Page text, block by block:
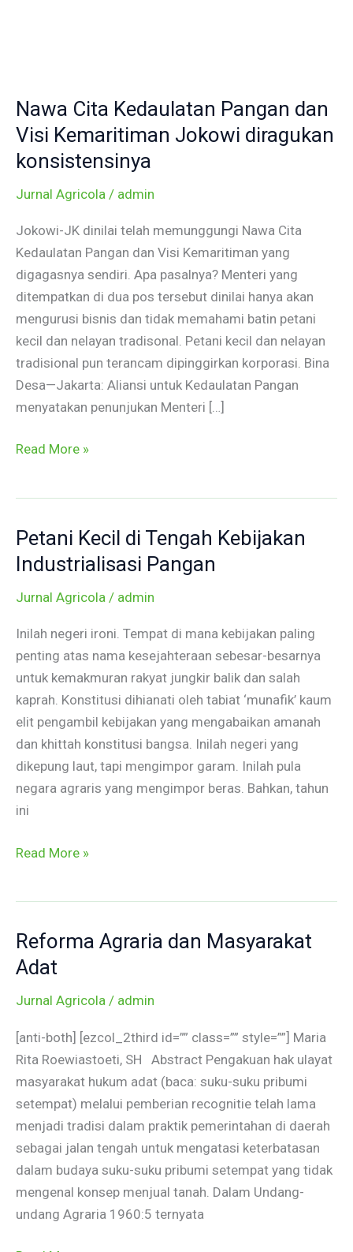
Nawa Cita Kedaulatan Pangan dan
Visi Kemaritiman Jokowi diragukan
konsistensinya
Jurnal Agricola / admin
Jokowi-JK dinilai telah memunggungi Nawa Cita
Kedaulatan Pangan dan Visi Kemaritiman yang
digagasnya sendiri. Apa pasalnya? Menteri yang
ditempatkan di dua pos tersebut dinilai hanya akan
mengurusi bisnis dan tidak memahami batin petani
kecil dan nelayan tradisonal. Petani kecil dan nelayan
tradisional pun terancam dipinggirkan korporasi. Bina
Desa—Jakarta: Aliansi untuk Kedaulatan Pangan
menyatakan penunjukan Menteri […]
Kedaulatan
Pangan
dan
Kemaritiman
Read More »
Petani Kecil di Tengah Kebijakan
Industrialisasi Pangan
Jurnal Agricola / admin
Inilah negeri ironi. Tempat di mana kebijakan paling
penting atas nama kesejahteraan sebesar-besarnya
untuk kemakmuran rakyat jungkir balik dan salah
kaprah. Konstitusi dihianati oleh tabiat ‘munafik’ kaum
elit pengambil kebijakan yang mengabaikan amanah
dan khittah konstitusi bangsa. Inilah negeri yang
dikepung laut, tapi mengimpor garam. Inilah pula
negara agraris yang mengimpor beras. Bahkan, tahun
ini
Petani
Kecil
Tengah
Industrialisasi
Pangan
Read More »
Reforma Agraria dan Masyarakat
Adat
Jurnal Agricola / admin
[anti-both] [ezcol_2third id=”” class=”” style=””] Maria
Rita Roewiastoeti, SH Abstract Pengakuan hak ulayat
masyarakat hukum adat (baca: suku-suku pribumi
setempat) melalui pemberian recognitie telah lama
menjadi tradisi dalam praktik pemerintahan di daerah
sebagai jalan tengah untuk mengatasi keterbatasan
dalam budaya suku-suku pribumi setempat yang tidak
mengenal konsep menjual tanah. Dalam Undang-
undang Agraria 1960:5 ternyata
Reforma
Agraria
Masyarakat
Adat